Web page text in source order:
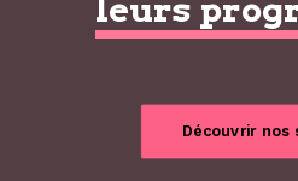
leurs
Découvrir nos